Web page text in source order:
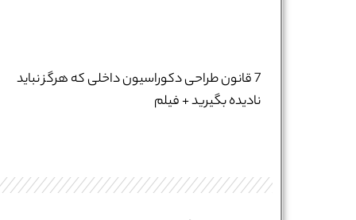
7 قانون طراحی دکوراسیون داخلی که هرگز نباید
نادیده بگیرید + فیلم